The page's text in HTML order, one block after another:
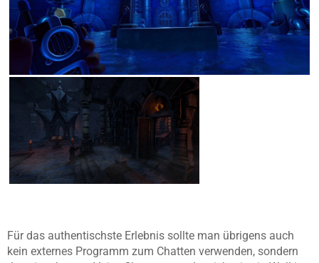
Für das authentischste Erlebnis sollte man übrigens auch
kein externes Programm zum Chatten verwenden, sondern